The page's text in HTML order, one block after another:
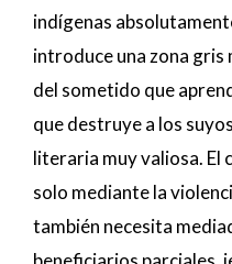
indígenas
introduce una zona gris
del sometido que
que destruye a los
literaria muy valiosa. El
solo mediante la
también necesita